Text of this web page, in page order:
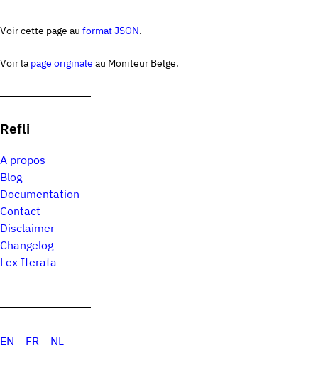
Voir cette page au format JSON.
Voir la page originale au Moniteur Belge.
Refli
A propos
Blog
Documentation
Contact
Disclaimer
Changelog
Lex Iterata
EN FR NL